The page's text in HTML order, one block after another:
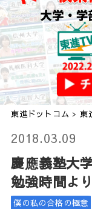
東進ドットコム > 東
2018.03.09
慶應義塾大
勉強時間よ
僕の私の合格の極意